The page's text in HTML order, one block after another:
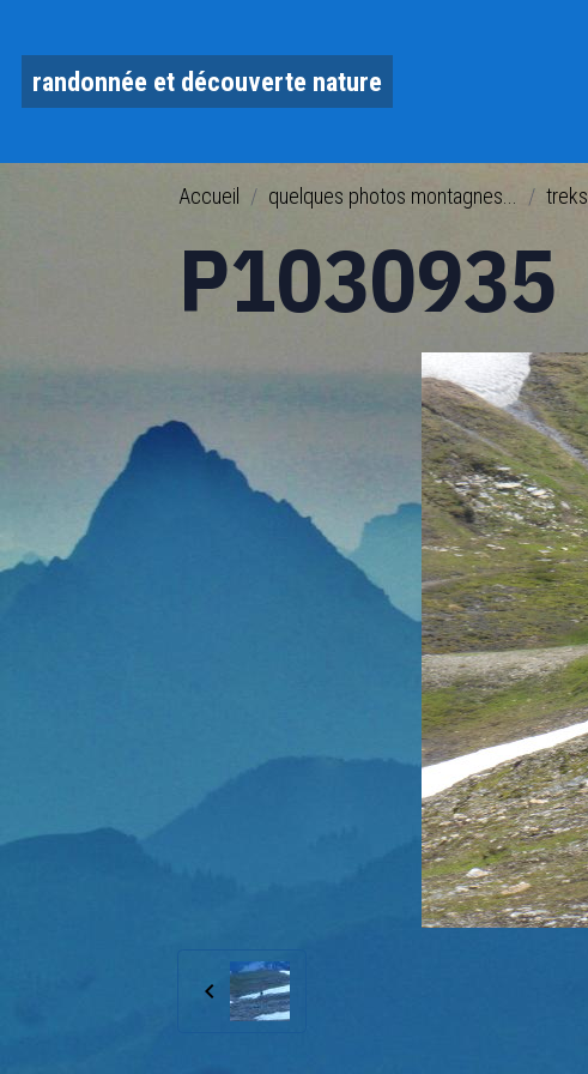
randonnée et découverte nature
Accueil quelques photos montagnes... treks
P1030935